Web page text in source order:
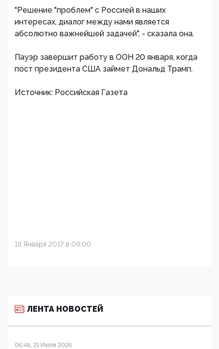
"Решение "проблем" с Россией в наших
интересах, диалог между нами является
абсолютно важнейшей задачей", - сказала она.
Пауэр завершит работу в ООН 20 января, когда
пост президента США займет Дональд Трамп.
Источник: Российская Газета
18 Января 2017 в 09:00
ЛЕНТА НОВОСТЕЙ
06:48, 21 Июля 2026